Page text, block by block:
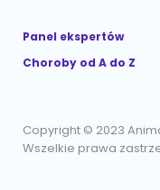
Panel ekspertów
Choroby od A do Z
Copyright © 2023
Wszelkie prawa